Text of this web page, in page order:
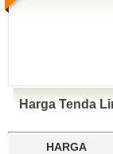
Harga Tenda
HARGA